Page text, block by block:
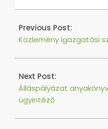
2025-
19
Previous Post:
Közlemény igazgatási
Next Post:
Álláspályázat
ügyintéző